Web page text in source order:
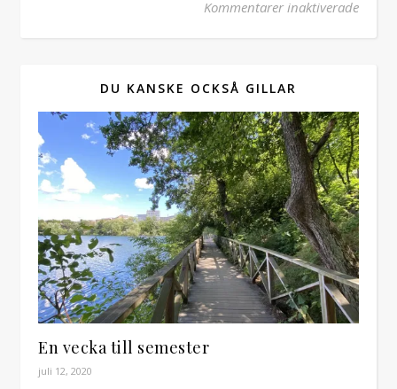
Kommentarer inaktiveradeför –
DU KANSKE OCKSÅ GILLAR
En vecka till semester
juli 12, 2020